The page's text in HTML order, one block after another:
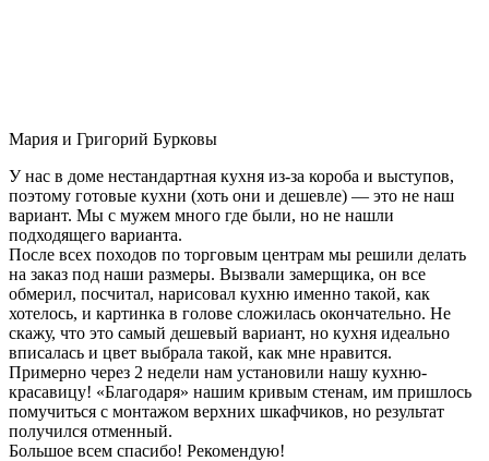
Мария и Григорий Бурковы
У нас в доме нестандартная кухня из-за короба и выступов,
поэтому готовые кухни (хоть они и дешевле) — это не наш
вариант. Мы с мужем много где были, но не нашли
подходящего варианта.
После всех походов по торговым центрам мы решили делать
на заказ под наши размеры. Вызвали замерщика, он все
обмерил, посчитал, нарисовал кухню именно такой, как
хотелось, и картинка в голове сложилась окончательно. Не
скажу, что это самый дешевый вариант, но кухня идеально
вписалась и цвет выбрала такой, как мне нравится.
Примерно через 2 недели нам установили нашу кухню-
красавицу! «Благодаря» нашим кривым стенам, им пришлось
помучиться с монтажом верхних шкафчиков, но результат
получился отменный.
Большое всем спасибо! Рекомендую!